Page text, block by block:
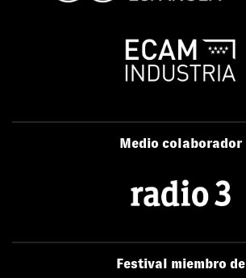
Medio colaborador
Festival miembro de